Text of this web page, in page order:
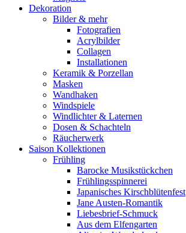
Dekoration
Bilder & mehr
Fotografien
Acrylbilder
Collagen
Installationen
Keramik & Porzellan
Masken
Wandhaken
Windspiele
Windlichter & Laternen
Dosen & Schachteln
Räucherwerk
Saison Kollektionen
Frühling
Barocke Musikstückchen
Frühlingsspinnerei
Japanisches Kirschblütenfest
Jane Austen-Romantik
Liebesbrief-Schmuck
Aus dem Elfengarten